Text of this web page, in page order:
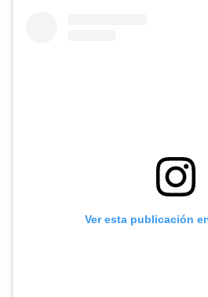
Ver esta publicación